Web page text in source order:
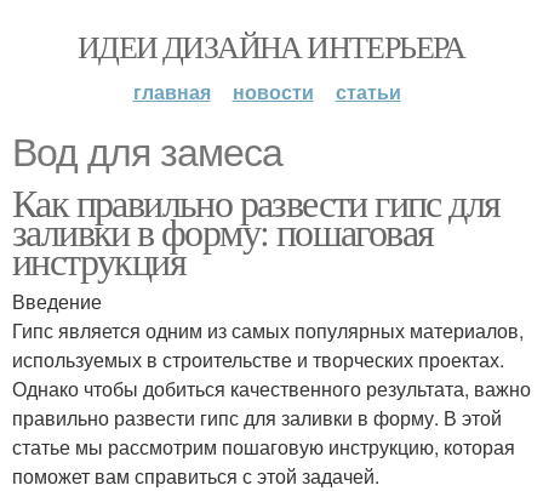
ИДЕИ ДИЗАЙНА ИНТЕРЬЕРА
главная новости статьи
Вод для замеса
Как правильно развести гипс для
заливки в форму: пошаговая
инструкция
Введение
Гипс является одним из самых популярных материалов,
используемых в строительстве и творческих проектах.
Однако чтобы добиться качественного результата, важно
правильно развести гипс для заливки в форму. В этой
статье мы рассмотрим пошаговую инструкцию, которая
поможет вам справиться с этой задачей.